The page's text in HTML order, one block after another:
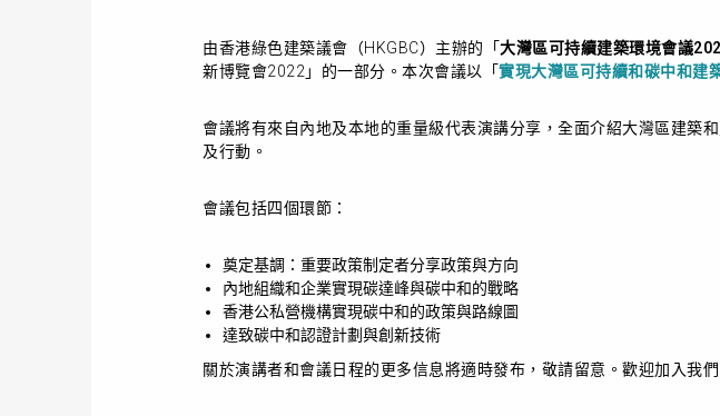
由香港綠色建築議會（HKGBC）主辦的「大灣區可持續建築環境會議
新博覽會2022」的一部分。本次會議以「實現大灣區可持續和碳中和建
會議將有來自內地及本地的重量級代表演講分享，全面介紹大灣區建築
及行動。
會議包括四個環節：
奠定基調：重要政策制定者分享政策與方向
內地組織和企業實現碳達峰與碳中和的戰略
香港公私營機構實現碳中和的政策與路線圖
達致碳中和認證計劃與創新技術
關於演講者和會議日程的更多信息將適時發布，敬請留意。歡迎加入我